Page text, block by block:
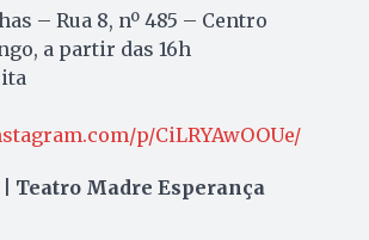
– Rua 8, nº 485 – Centro
a partir das 16h
p/CiLRYAwOOUe/
Teatro Madre Esperança